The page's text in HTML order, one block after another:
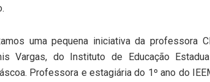
uma pequena iniciativa da professora
Vargas, do Instituto de Educação
Professora e estagiária do 1º ano do